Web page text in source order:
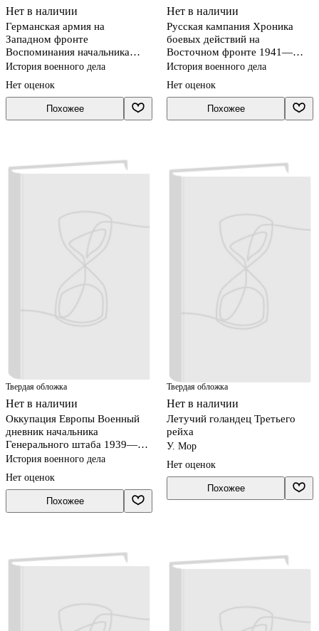
Нет в наличии
Германская армия на
Западном фронте
Воспоминания начальника
Генерального штаба
История военного дела
Нет оценок
Похожее
Нет в наличии
Русская кампания Хроника
боевых действий на
Восточном фронте 1941—
1942
История военного дела
Нет оценок
Похожее
Твердая обложка
Нет в наличии
Оккупация Европы Военный
дневник начальника
Генерального штаба 1939—
1941
История военного дела
Нет оценок
Похожее
Твердая обложка
Нет в наличии
Летучий голандец Третьего
рейха
У. Мор
Нет оценок
Похожее